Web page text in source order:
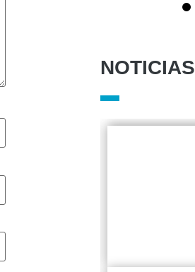
NOTICIAS